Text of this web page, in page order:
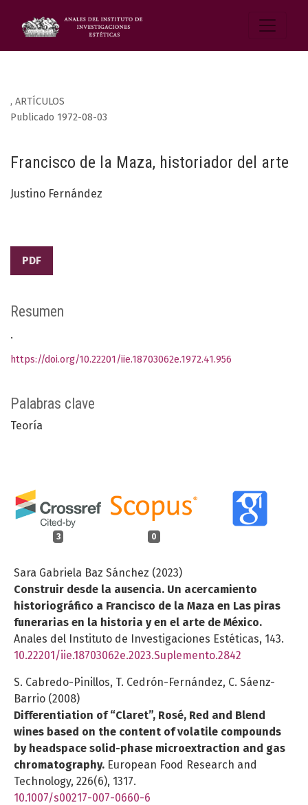
, ARTÍCULOS
Francisco de la Maza, historiador del arte
Publicado 1972-08-03
Justino Fernández
PDF
Palabras clave
Teoría
3 0
Sara Gabriela Baz Sánchez (2023)
Construir desde la ausencia. Un acercamiento
historiográfico a Francisco de la Maza en Las piras
funerarias en la historia y en el arte de México.
Anales del Instituto de Investigaciones Estéticas, 143.
10.22201/iie.18703062e.2023.Suplemento.2842
S. Cabredo-Pinillos, T. Cedrón-Fernández, C. Sáenz-
Barrio (2008)
Differentiation of “Claret”, Rosé, Red and Blend
wines based on the content of volatile compounds
by headspace solid-phase microextraction and gas
chromatography. European Food Research and
Technology, 226(6), 1317.
10.1007/s00217-007-0660-6
Resumen
.
https://doi.org/10.22201/iie.18703062e.1972.41.956